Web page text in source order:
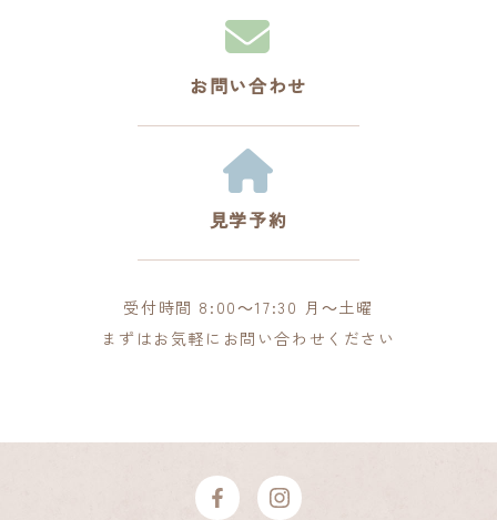
お問い合わせ
見学予約
受付時間 8:00～17:30 月～土曜
まずはお気軽にお問い合わせください